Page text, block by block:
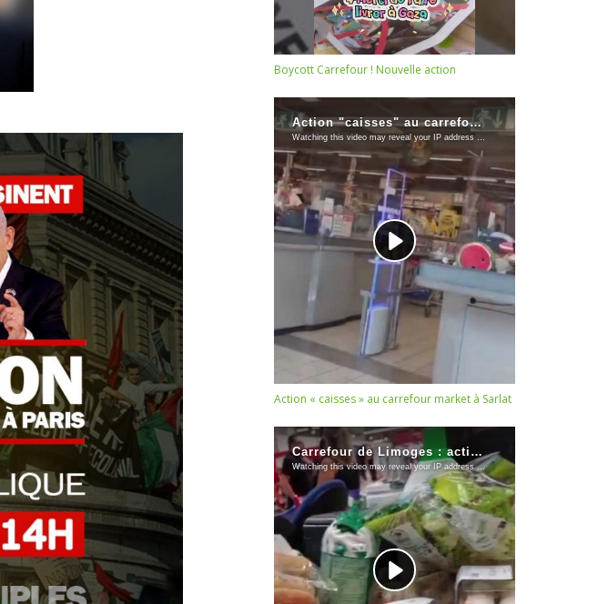
Boycott Carrefour ! Nouvelle action
Action « caisses » au carrefour market à Sarlat